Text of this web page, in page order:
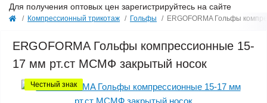
Для получения оптовых цен зарегистрируйтесь на сайте
Компрессионный трикотаж Гольфы ERGOFORMA Гольфы
ERGOFORMA Гольфы компрессионные 15-
17 мм рт.ст МСМФ закрытый носок
Честный знак